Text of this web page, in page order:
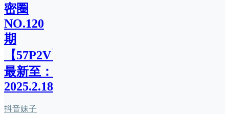
密圈
NO.120
期
【57P2V】
最新至：
2025.2.18
抖音妹子